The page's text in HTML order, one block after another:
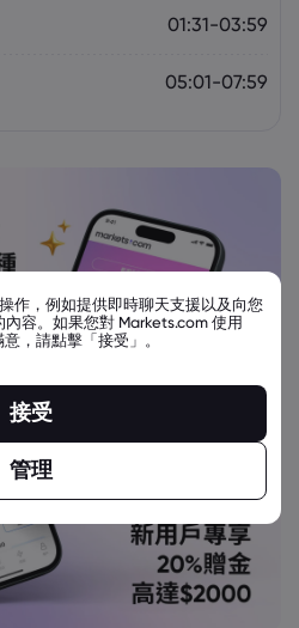
01:31-03:59
05:01-07:59
作，例如提供即時聊天支援以及向您
容。如果您對 Markets.com 使用
，請點擊「接受」。
接受
管理